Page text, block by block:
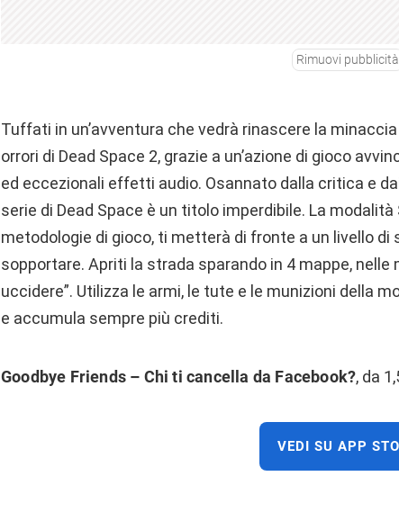
Rimuovi pubblicità
Tuffati in un’avventura che vedrà rinascere la
orrori di Dead Space 2, grazie a un’azione di gioco
ed eccezionali effetti audio. Osannato dalla critica e
serie di Dead Space è un titolo imperdibile. La
metodologie di gioco, ti metterà di fronte a un livello
sopportare. Apriti la strada sparando in 4 mappe, nelle
uccidere”. Utilizza le armi, le tute e le munizioni della
e accumula sempre più crediti.
Goodbye Friends – Chi ti cancella da Facebook?, da
VEDI SU APP